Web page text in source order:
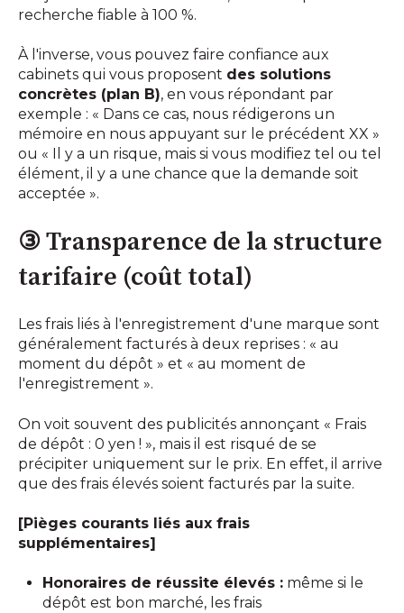
recherche fiable à 100 %.
À l'inverse, vous pouvez faire confiance aux
cabinets qui vous proposent des solutions
concrètes (plan B), en vous répondant par
exemple : « Dans ce cas, nous rédigerons un
mémoire en nous appuyant sur le précédent XX »
ou « Il y a un risque, mais si vous modifiez tel ou tel
élément, il y a une chance que la demande soit
acceptée ».
③ Transparence de la structure
tarifaire (coût total)
Les frais liés à l'enregistrement d'une marque sont
généralement facturés à deux reprises : « au
moment du dépôt » et « au moment de
l'enregistrement ».
On voit souvent des publicités annonçant « Frais
de dépôt : 0 yen ! », mais il est risqué de se
précipiter uniquement sur le prix. En effet, il arrive
que des frais élevés soient facturés par la suite.
[Pièges courants liés aux frais
supplémentaires]
Honoraires de réussite élevés : même si le
dépôt est bon marché, les frais